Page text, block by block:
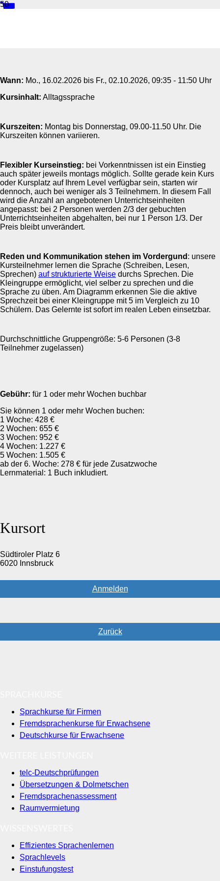
Wann: Mo., 16.02.2026 bis Fr., 02.10.2026, 09:35 - 11:50 Uhr
Kursinhalt: Alltagssprache
Kurszeiten: Montag bis Donnerstag, 09.00-11.50 Uhr. Die
Kurszeiten können variieren.
Flexibler Kurseinstieg: bei Vorkenntnissen ist ein Einstieg
auch später jeweils montags möglich. Sollte gerade kein Kurs
oder Kursplatz auf Ihrem Level verfügbar sein, starten wir
dennoch, auch bei weniger als 3 Teilnehmern. In diesem Fall
wird die Anzahl an angebotenen Unterrichtseinheiten
angepasst: bei 2 Personen werden 2/3 der gebuchten
Unterrichtseinheiten abgehalten, bei nur 1 Person 1/3. Der
Preis bleibt unverändert.
Reden und Kommunikation stehen im Vordergund : unsere
Kursteilnehmer lernen die Sprache (Schreiben, Lesen,
Sprechen) auf strukturierte Weise durchs Sprechen. Die
Kleingruppe ermöglicht, viel selber zu sprechen und die
Sprache zu üben. Am Diagramm erkennen Sie die aktive
Sprechzeit bei einer Kleingruppe mit 5 im Vergleich zu 10
Schülern. Das Gelernte ist sofort im realen Leben einsetzbar.
Durchschnittliche Gruppengröße: 5-6 Personen (3-8
Teilnehmer zugelassen)
Gebühr: für 1 oder mehr Wochen buchbar
Sie können 1 oder mehr Wochen buchen:
1 Woche: 428 €
2 Wochen: 655 €
3 Wochen: 952 €
4 Wochen: 1.227 €
5 Wochen: 1.505 €
ab der 6. Woche: 278 € für jede Zusatzwoche
Lernmaterial: 1 Buch inkludiert.
Kursort
Südtiroler Platz 6
6020 Innsbruck
Anmelden
Zurück
Sprachkurse für Firmen
Fremdsprachenkurse für Erwachsene
Deutschkurse für Erwachsene
telc-Deutschprüfungen
Übersetzungen & Dolmetschen
Fremdsprachenassessment
Raumvermietung
Effizientes Sprachenlernen
Sprachlevels
Einstufungstest